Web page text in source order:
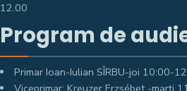
12.00
Program de
Primar Ioan-Iulian SÎRBU-joi 10:00-
Viceprimar: Kreuzer Erzsébet -marți